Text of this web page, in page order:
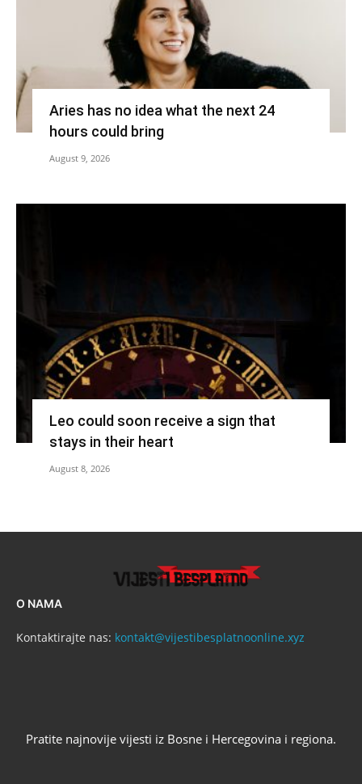
Aries has no idea what the next 24
hours could bring
August 9, 2026
Leo could soon receive a sign that
stays in their heart
August 8, 2026
O NAMA
Kontaktirajte nas: kontakt@vijestibesplatnoonline.xyz
Pratite najnovije vijesti iz Bosne i Hercegovina i regiona.